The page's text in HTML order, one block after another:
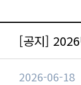
[공지]
2026-06-18